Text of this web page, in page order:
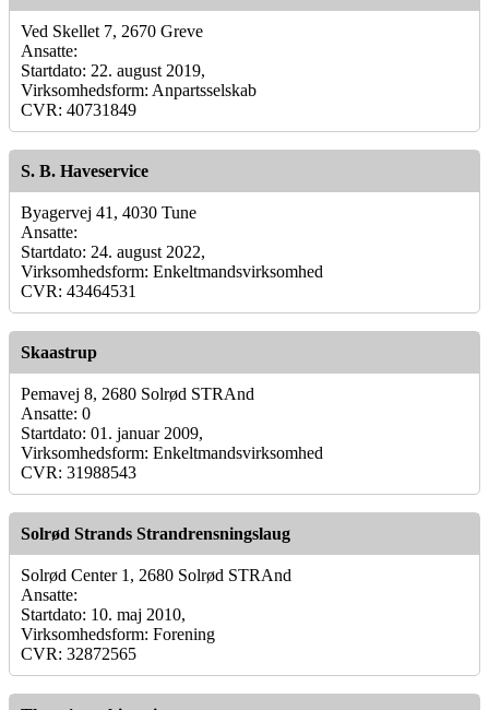
Ved Skellet 7, 2670 Greve
Ansatte:
Startdato: 22. august 2019,
Virksomhedsform: Anpartsselskab
CVR: 40731849
S. B. Haveservice
Byagervej 41, 4030 Tune
Ansatte:
Startdato: 24. august 2022,
Virksomhedsform: Enkeltmandsvirksomhed
CVR: 43464531
Skaastrup
Pemavej 8, 2680 Solrød STRAnd
Ansatte: 0
Startdato: 01. januar 2009,
Virksomhedsform: Enkeltmandsvirksomhed
CVR: 31988543
Solrød Strands Strandrensningslaug
Solrød Center 1, 2680 Solrød STRAnd
Ansatte:
Startdato: 10. maj 2010,
Virksomhedsform: Forening
CVR: 32872565